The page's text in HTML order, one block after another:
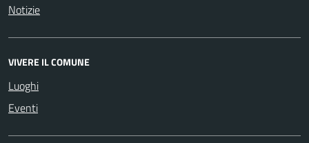
Notizie
VIVERE IL COMUNE
Luoghi
Eventi